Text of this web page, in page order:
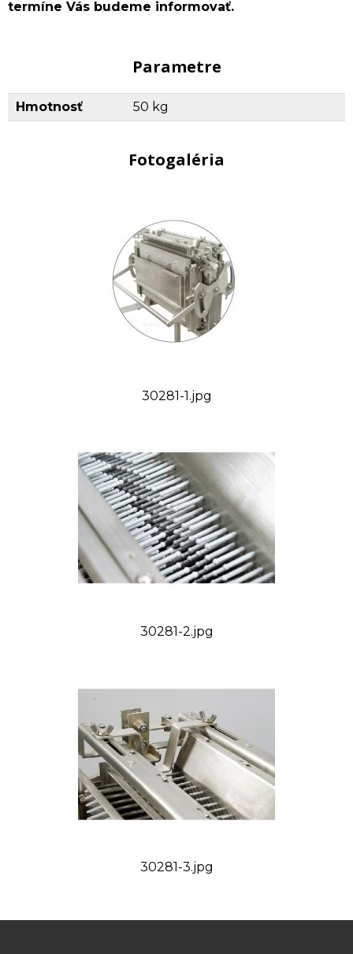
termíne Vás budeme informovať.
Parametre
Hmotnosť 50 kg
Fotogaléria
30281-1.jpg
30281-2.jpg
30281-3.jpg